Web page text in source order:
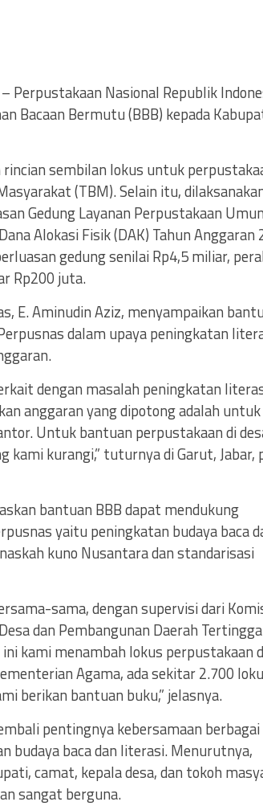
Perpustakaan Nasional Republik
Bacaan Bermutu (BBB) kepada
sembilan lokus untuk
(TBM). Selain itu,
Gedung Layanan Perpustakaan
Alokasi Fisik (DAK) Tahun Anggaran
gedung senilai Rp4,5 miliar,
Rp200 juta.
E. Aminudin Aziz, menyampaikan
dalam upaya peningkatan
dengan masalah peningkatan
anggaran yang dipotong adalah untuk
Untuk bantuan perpustakaan di
kurangi,” tuturnya di Garut, Jabar,
bantuan BBB dapat mendukung
yaitu peningkatan budaya baca
kuno Nusantara dan standarisasi
sama, dengan supervisi dari
dan Pembangunan Daerah
kami menambah lokus perpustakaan
Agama, ada sekitar 2.700
berikan bantuan buku,” jelasnya.
pentingnya kebersamaan
budaya baca dan literasi. Menurutnya,
camat, kepala desa, dan tokoh
sangat berguna.